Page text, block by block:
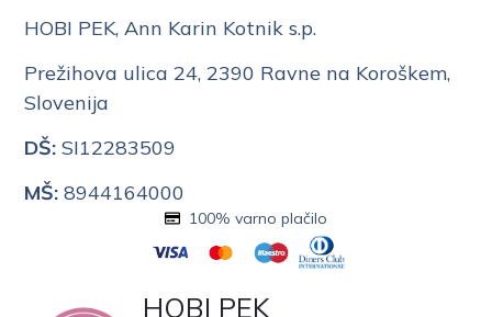
HOBI PEK, Ann Karin Kotnik s.p.
Prežihova ulica 24, 2390 Ravne na Koroškem,
Slovenija
DŠ: SI12283509
MŠ: 8944164000
HOBI PEK
100% varno plačilo